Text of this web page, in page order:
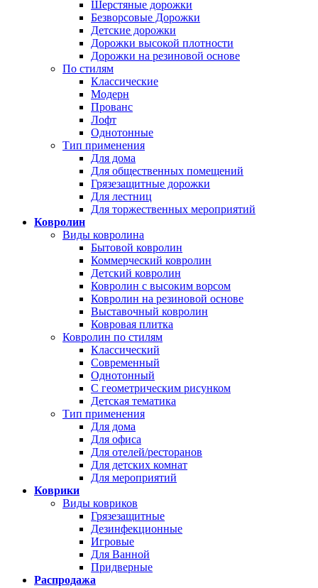
Шерстяные дорожки
Безворсовые Дорожки
Детские дорожки
Дорожки высокой плотности
Дорожки на резиновой основе
По стилям
Классические
Модерн
Прованс
Лофт
Однотонные
Тип применения
Для дома
Для общественных помещений
Грязезащитные дорожки
Для лестниц
Для торжественных мероприятий
Ковролин
Виды ковролина
Бытовой ковролин
Коммерческий ковролин
Детский ковролин
Ковролин с высоким ворсом
Ковролин на резиновой основе
Выставочный ковролин
Ковровая плитка
Ковролин по стилям
Классический
Современный
Однотонный
С геометрическим рисунком
Детская тематика
Тип применения
Для дома
Для офиса
Для отелей/ресторанов
Для детских комнат
Для мероприятий
Коврики
Виды ковриков
Грязезащитные
Дезинфекционные
Игровые
Для Ванной
Придверные
Распродажа